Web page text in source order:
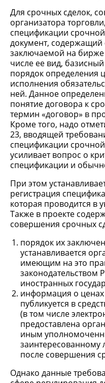
Для срочных сделок,
организатора
спецификации
документ, содержащий
заключаемой на
числе ее вид,
порядок определения
исполнения
ней. Данное
понятие договора к
термин «договор» в
Кроме того, надо
23, вводящей
спецификации
усиливает вопрос о
спецификации и
При этом
регистрация
которая проводится в
Также в проекте
совершения срочных
порядок их
устанавливается
имеющим на это
законодательством
иностранных
информация о
публикуется в
(в том числе
предоставлена
иным
заинтересованному
после совершения
Однако данные